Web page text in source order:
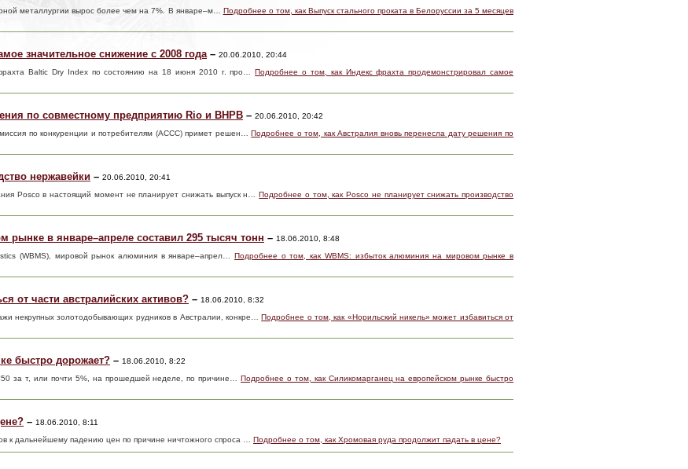
металлургии вырос более чем на 7%. В январе–м… Подробнее о том, как Выпуск стального проката в Белоруссии за 5 месяцев
значительное снижение с 2008 года– 20.06.2010, 20:44
Baltic Dry Index по состоянию на 18 июня 2010 г. про… Подробнее о том, как Индекс фрахта продемонстрировал самое
по совместному предприятию Rio и BHPB – 20.06.2010, 20:42
по конкуренции и потребителям (ACCC) примет решен… Подробнее о том, как Австралия вновь перенесла дату решения по
нержавейки – 20.06.2010, 20:41
Posco в настоящий момент не планирует снижать выпуск н… Подробнее о том, как Posco не планирует снижать производство
в январе–апреле составил 295 тысяч тонн – 18.06.2010, 8:48
(WBMS), мировой рынок алюминия в январе–апрел… Подробнее о том, как WBMS: избыток алюминия на мировом рынке в
от части австралийских активов? – 18.06.2010, 8:32
некрупных золотодобывающих рудников в Австралии, конкре… Подробнее о том, как «Норильский никель» может избавиться от
быстро дорожает? – 18.06.2010, 8:22
за т, или почти 5%, на прошедшей неделе, по причине… Подробнее о том, как Силикомарганец на европейском рынке быстро
– 18.06.2010, 8:11
к дальнейшему падению цен по причине ничтожного спроса … Подробнее о том, как Хромовая руда продолжит падать в цене?